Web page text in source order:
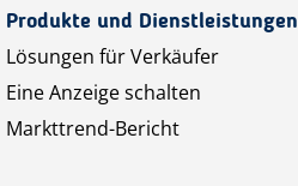
Produkte und Dienstleistungen
Lösungen für Verkäufer
Eine Anzeige schalten
Markttrend-Bericht